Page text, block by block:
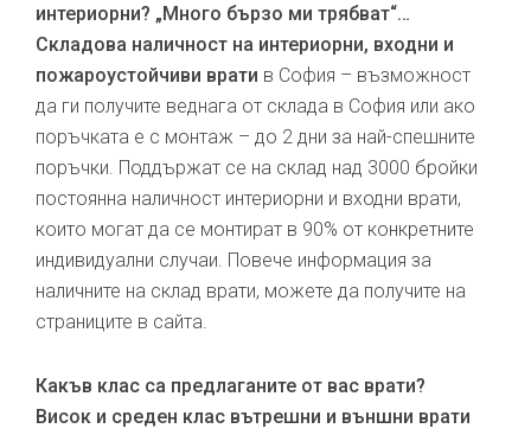
интериорни? „Много бързо ми трябват“…
Складова наличност на интериорни, входни и
пожароустойчиви врати в София – възможност
да ги получите веднага от склада в София или ако
поръчката е с монтаж – до 2 дни за най-спешните
поръчки. Поддържат се на склад над 3000 бройки
постоянна наличност интериорни и входни врати,
които могат да се монтират в 90% от конкретните
индивидуални случаи. Повече информация за
наличните на склад врати, можете да получите на
страниците в сайта.
Какъв клас са предлаганите от вас врати?
Висок и среден клас вътрешни и външни врати